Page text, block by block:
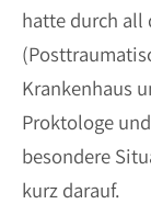
hatte durch all
Krankenhaus
Proktologe
besondere
kurz darauf.